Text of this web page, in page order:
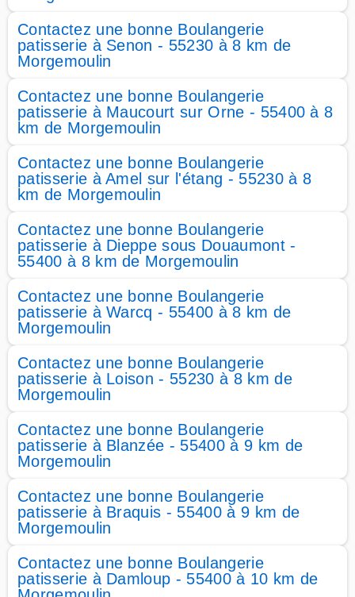
Contactez une bonne Boulangerie
patisserie à Senon - 55230 à 8 km de
Morgemoulin
Contactez une bonne Boulangerie
patisserie à Maucourt sur Orne - 55400 à 8
km de Morgemoulin
Contactez une bonne Boulangerie
patisserie à Amel sur l'étang - 55230 à 8
km de Morgemoulin
Contactez une bonne Boulangerie
patisserie à Dieppe sous Douaumont -
55400 à 8 km de Morgemoulin
Contactez une bonne Boulangerie
patisserie à Warcq - 55400 à 8 km de
Morgemoulin
Contactez une bonne Boulangerie
patisserie à Loison - 55230 à 8 km de
Morgemoulin
Contactez une bonne Boulangerie
patisserie à Blanzée - 55400 à 9 km de
Morgemoulin
Contactez une bonne Boulangerie
patisserie à Braquis - 55400 à 9 km de
Morgemoulin
Contactez une bonne Boulangerie
patisserie à Damloup - 55400 à 10 km de